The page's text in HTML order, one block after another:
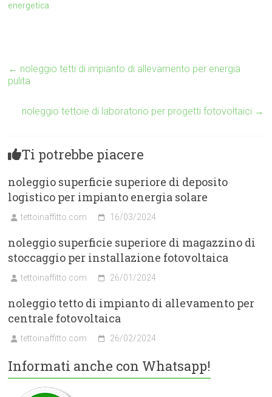
energetica
← noleggio tetti di impianto di allevamento per energia
pulita
noleggio tettoie di laboratorio per progetti fotovoltaici →
Ti potrebbe piacere
noleggio superficie superiore di deposito
logistico per impianto energia solare
tettoinaffitto.com 16/03/2024
noleggio superficie superiore di magazzino di
stoccaggio per installazione fotovoltaica
tettoinaffitto.com 26/01/2024
noleggio tetto di impianto di allevamento per
centrale fotovoltaica
tettoinaffitto.com 26/02/2024
Informati anche con Whatsapp!